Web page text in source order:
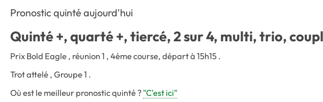
Pronostic quinté aujourd'hui
Quinté +, quarté +, tiercé, 2 sur 4, multi, trio,
Prix Bold Eagle , réunion 1 , 4ème course, départ à 15h15 .
Trot attelé , Groupe 1 .
Où est le meilleur pronostic quinté ?"C'est ici"